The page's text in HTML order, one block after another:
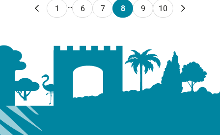
Page précédente
1 … 6 7 8 9 10
Page